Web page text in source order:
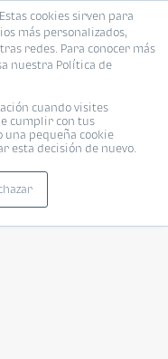
cookies sirven para
más personalizados,
redes. Para conocer más
nuestra Política de
cuando visites
cumplir con tus
una pequeña cookie
esta decisión de nuevo.